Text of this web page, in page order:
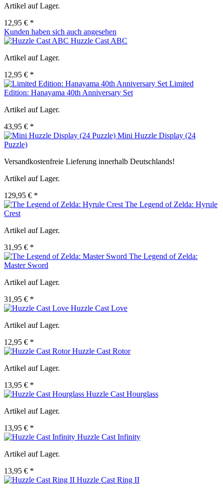
Artikel auf Lager.
12,95 € *
Kunden haben sich auch angesehen
Huzzle Cast ABC
Artikel auf Lager.
12,95 € *
Limited
Edition: Hanayama 40th Anniversary Set
Artikel auf Lager.
43,95 € *
Mini Huzzle Display (24
Puzzle)
Versandkostenfreie Lieferung innerhalb Deutschlands!
Artikel auf Lager.
129,95 € *
The Legend of Zelda: Hyrule
Crest
Artikel auf Lager.
31,95 € *
The Legend of Zelda:
Master Sword
Artikel auf Lager.
31,95 € *
Huzzle Cast Love
Artikel auf Lager.
12,95 € *
Huzzle Cast Rotor
Artikel auf Lager.
13,95 € *
Huzzle Cast Hourglass
Artikel auf Lager.
13,95 € *
Huzzle Cast Infinity
Artikel auf Lager.
13,95 € *
Huzzle Cast Ring II